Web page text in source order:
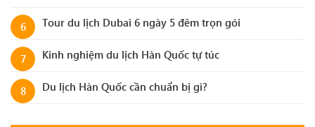
6 Tour du lịch Dubai 6 ngày 5 đêm trọn gói
7 Kinh nghiệm du lịch Hàn Quốc tự túc
8 Du lịch Hàn Quốc cần chuẩn bị gì?